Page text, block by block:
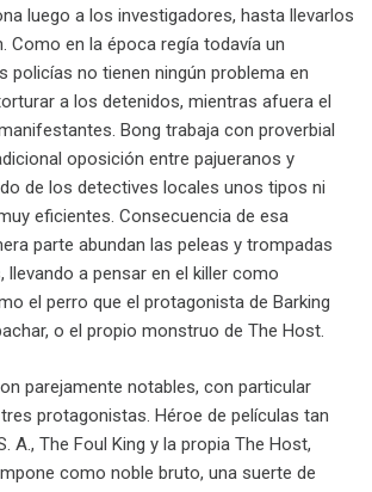
luego a los investigadores, hasta llevarlos
Como en la época regía todavía un
policías no tienen ningún problema en
a los detenidos, mientras afuera el
Bong trabaja con proverbial
oposición entre pajueranos y
de los detectives locales unos tipos ni
eficientes. Consecuencia de esa
parte abundan las peleas y trompadas
a pensar en el killer como
el perro que el protagonista de Barking
o el propio monstruo de The Host.
parejamente notables, con particular
protagonistas. Héroe de películas tan
A., The Foul King y la propia The Host,
como noble bruto, una suerte de